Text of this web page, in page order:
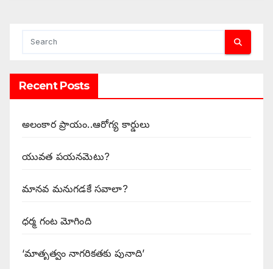
Recent Posts
అలంకార ప్రాయం..ఆరోగ్య కార్డులు
యువత పయనమెటు?
మానవ మనుగడకే సవాలా?
ధర్మ గంట మోగింది
‘మాతృత్వం నాగరికతకు పునాది’